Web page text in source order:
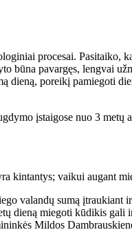
procesai. Pasitaiko,
būna pavargęs, lengvai
dieną, poreikį pamiegoti
įstaigose nuo 3 metų
kintantys; vaikui augant
valandų sumą įtraukiant
dieną miegoti kūdikis gali
Mildos